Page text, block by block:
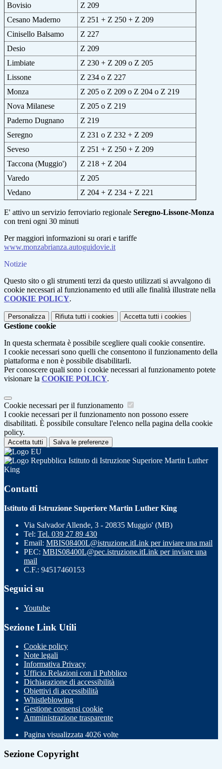
Bovisio
Z 209
Cesano Maderno
Z 251 + Z 250 + Z 209
Cinisello Balsamo
Z 227
Desio
Z 209
Limbiate
Z 230 + Z 209 o Z 205
Lissone
Z 234 o Z 227
Monza
Z 205 o Z 209 o Z 204 o Z 219
Nova Milanese
Z 205 o Z 219
Paderno Dugnano
Z 219
Seregno
Z 231 o Z 232 + Z 209
Seveso
Z 251 + Z 250 + Z 209
Taccona (Muggio')
Z 218 + Z 204
Varedo
Z 205
Vedano
Z 204 + Z 234 + Z 221
E' attivo un servizio ferroviario regionale Seregno-Lissone-Monza
con treni ogni 30 minuti
Per maggiori informazioni su orari e tariffe
www.monzabrianza.autoguidovie.it
Notizie
Questo sito o gli strumenti terzi da questo utilizzati si avvalgono di
cookie necessari al funzionamento ed utili alle finalità illustrate nella
COOKIE POLICY.
Personalizza Rifiuta tutti i cookies Accetta tutti i cookies
Gestione cookie
In questa schermata è possibile scegliere quali cookie consentire.
I cookie necessari sono quelli che consentono il funzionamento della
piattaforma e non è possibile disabilitarli.
Per conoscere quali sono i cookie necessari al funzionamento potete
visionare la COOKIE POLICY.
Cookie necessari per il funzionamento
I cookie necessari per il funzionamento non possono essere
disabilitati. È possibile consultare l'elenco nella pagina della cookie
policy.
Accetta tutti Salva le preferenze
Istituto di Istruzione Superiore Martin Luther
King
Contatti
Istituto di Istruzione Superiore Martin Luther King
Via Salvador Allende, 3 - 20835 Muggio' (MB)
Tel: Tel. 039 27 89 430
Email: MBIS08400L@istruzione.itLink per inviare una mail
PEC: MBIS08400L@pec.istruzione.itLink per inviare una
mail
C.F.: 94517460153
Seguici su
Youtube
Sezione Link Utili
Cookie policy
Note legali
Informativa Privacy
Ufficio Relazioni con il Pubblico
Dichiarazione di accessibilità
Obiettivi di accessibilità
Whistleblowing
Gestione consensi cookie
Amministrazione trasparente
Pagina visualizzata 4026 volte
Sezione Copyright